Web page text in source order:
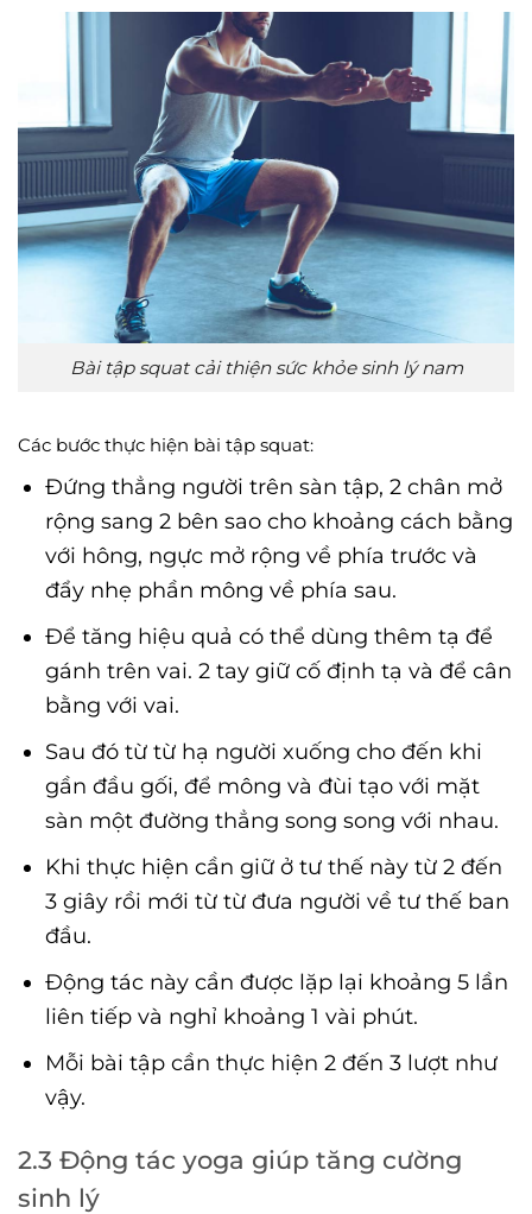
Bài tập squat cải thiện sức khỏe sinh lý nam
Các bước thực hiện bài tập squat:
Đứng thẳng người trên sàn tập, 2 chân mở
rộng sang 2 bên sao cho khoảng cách bằng
với hông, ngực mở rộng về phía trước và
đẩy nhẹ phần mông về phía sau.
Để tăng hiệu quả có thể dùng thêm tạ để
gánh trên vai. 2 tay giữ cố định tạ và để cân
bằng với vai.
Sau đó từ từ hạ người xuống cho đến khi
gần đầu gối, để mông và đùi tạo với mặt
sàn một đường thẳng song song với nhau.
Khi thực hiện cần giữ ở tư thế này từ 2 đến
3 giây rồi mới từ từ đưa người về tư thế ban
đầu.
Động tác này cần được lặp lại khoảng 5 lần
liên tiếp và nghỉ khoảng 1 vài phút.
Mỗi bài tập cần thực hiện 2 đến 3 lượt như
vậy.
2.3 Động tác yoga giúp tăng cường
sinh lý